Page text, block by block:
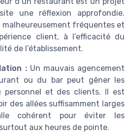
une réflexion approfondie.
malheureusement fréquentes et
client, à l’efficacité du
de l’établissement.
:Un mauvais agencement
ou du bar peut gêner les
personnel et des clients. Il est
des allées suffisamment larges
cohérent pour éviter les
aux heures de pointe.